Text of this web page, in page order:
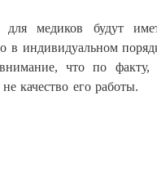
медиков будут
в индивидуальном
что по факту,
качество его работы.